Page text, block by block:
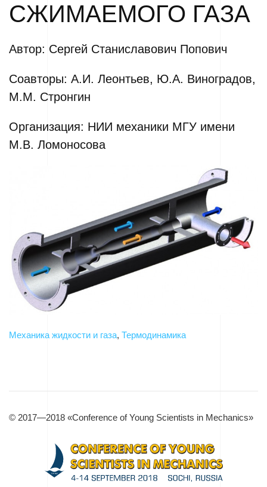
СЖИМАЕМОГО ГАЗА
Автор: Сергей Станиславович Попович
Соавторы: А.И. Леонтьев, Ю.А. Виноградов,
М.М. Стронгин
Организация: НИИ механики МГУ имени
М.В. Ломоносова
Механика жидкости и газа, Термодинамика
© 2017—2018 «Conference of Young Scientists in Mechanics»